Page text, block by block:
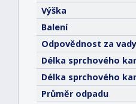
Výška
Balení
Odpovědnost za vady
Délka sprchového
Délka sprchového
Průměr odpadu